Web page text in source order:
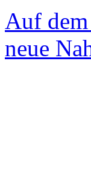
Auf
neue